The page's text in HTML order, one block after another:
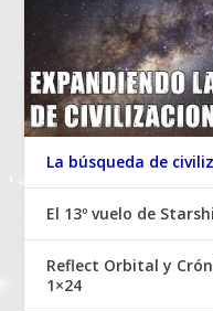
La búsqueda de
El 13º vuelo de
Reflect Orbital y
1×24